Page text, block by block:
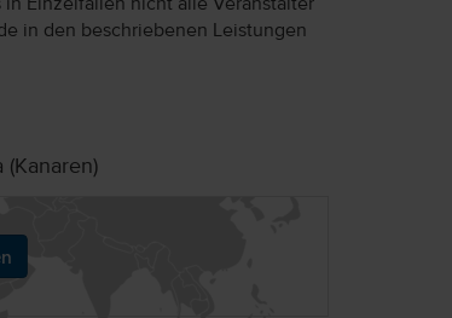
Einzelfällen nicht alle Veranstalter
in den beschriebenen Leistungen
(Kanaren)